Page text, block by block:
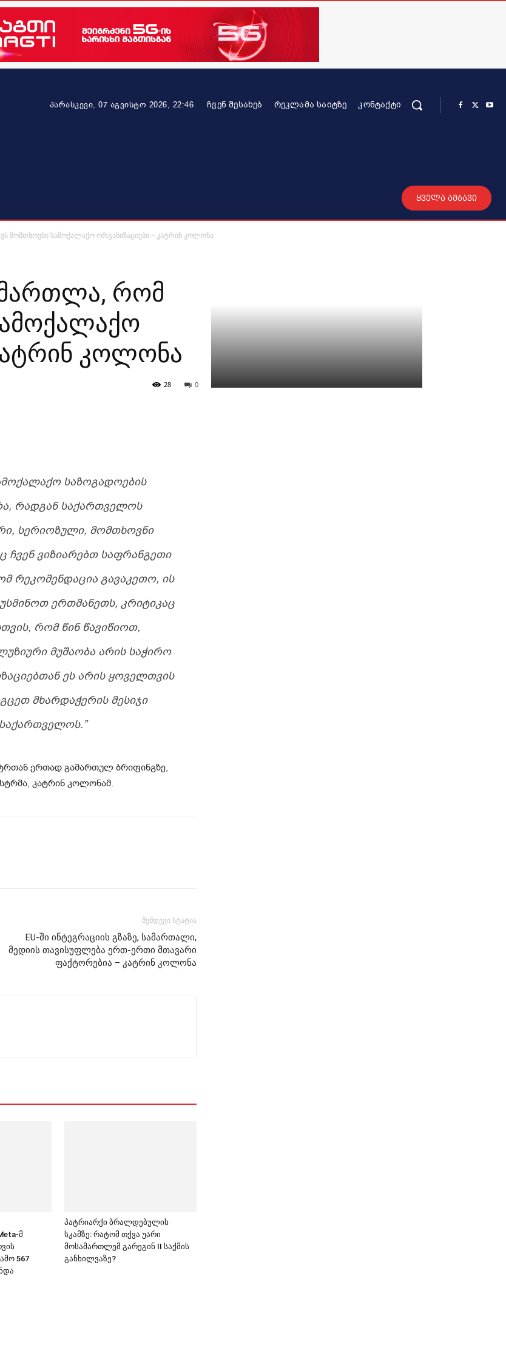
პარასკევი, 07 აგვისტო 2026, 22:46 ᲩᲕᲔᲜ ᲨᲔᲡᲐᲮᲔᲑ ᲠᲔᲙᲚᲐᲛᲐ ᲡᲐᲘᲢᲖᲔ ᲙᲝᲜᲢᲐᲥᲢᲘ
ყველა ამბავი
მომთხოვნი სამოქალაქო ორგანიზაციები – კატრინ კოლონა
რომ
კოლონა
0
28
ᲡᲐᲖᲝᲒᲐᲓᲝᲔᲑᲘᲡ
ᲠᲐᲓᲒᲐᲜ ᲡᲐᲥᲐᲠᲗᲕᲔᲚᲝᲡ
ᲡᲔᲠᲘᲝᲖᲣᲚᲘ, ᲛᲝᲛᲗᲮᲝᲕᲜᲘ
ᲩᲕᲔᲜ ᲕᲘᲖᲘᲐᲠᲔᲑᲗ ᲡᲐᲤᲠᲐᲜᲒᲔᲗᲘ
ᲠᲔᲙᲝᲛᲔᲜᲓᲐᲪᲘᲐ ᲒᲐᲕᲐᲙᲔᲗᲝ, ᲘᲡ
ᲔᲠᲗᲛᲐᲜᲔᲗᲡ, ᲙᲠᲘᲢᲘᲙᲐᲪ
ᲠᲝᲛ ᲬᲘᲜ ᲬᲐᲕᲘᲬᲘᲝᲗ,
ᲛᲣᲨᲐᲝᲑᲐ ᲐᲠᲘᲡ ᲡᲐᲭᲘᲠᲝ
ᲔᲡ ᲐᲠᲘᲡ ᲧᲝᲕᲔᲚᲗᲕᲘᲡ
ᲛᲮᲐᲠᲓᲐᲭᲔᲠᲘᲡ ᲛᲔᲡᲘᲯᲘ
ერთად გამართულ ბრიფინგზე,
კატრინ კოლონამ.
შემდეგი სტატია
EU-ში ინტეგრაციის გზაზე, სამართალი,
მედიის თავისუფლება ერთ-ერთი მთავარი
ფაქტორებია – კატრინ კოლონა
მ
567
პატრიარქი ბრალდებულის
სკამზე: რატომ თქვა უარი
მოსამართლემ გარეგინ II საქმის
განხილვაზე?